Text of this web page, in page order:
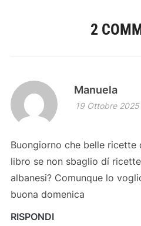
2
Manuela
19 Ottobre
Buongiorno che belle ricette
libro se non sbaglio dí
albanesi? Comunque lo
buona domenica
RISPONDI